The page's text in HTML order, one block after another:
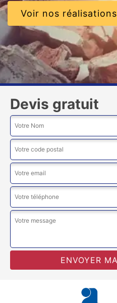
Voir nos réalisations
Devis gratuit